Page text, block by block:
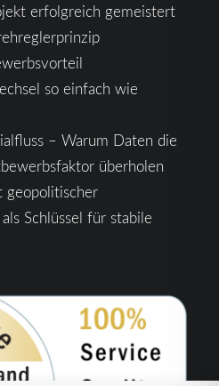
erfolgreich gemeistert
so einfach wie
– Warum Daten die
überholen
geopolitischer
Schlüssel für stabile